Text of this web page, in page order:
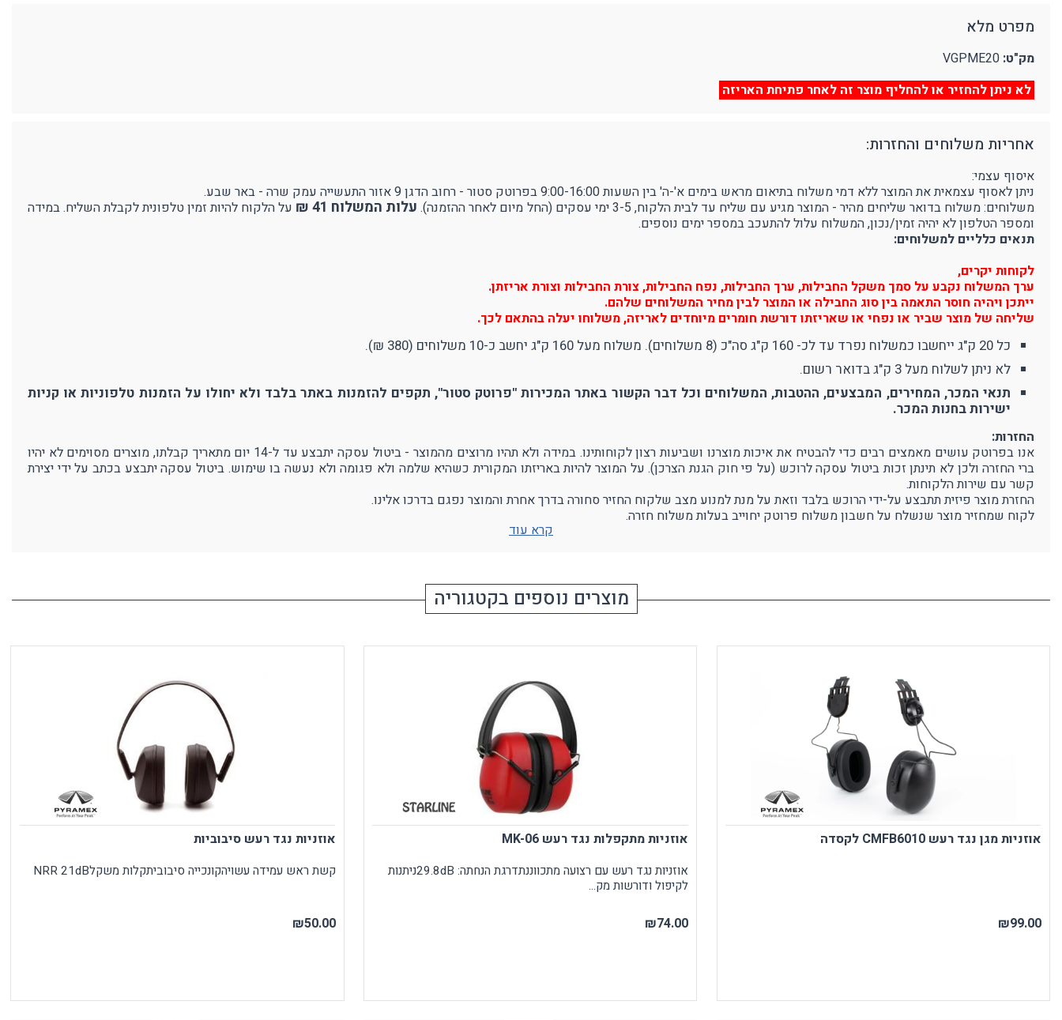
תמיכה בגב
מפרט מלא
מק"ט: VGPME20
לא ניתן להחזיר או להחליף מוצר זה לאחר פתיחת האריזה
אחריות משלוחים והחזרות:
איסוף עצמי:
ניתן לאסוף עצמאית את המוצר ללא דמי משלוח בתיאום מראש בימים א'-ה' בין השעות 9:00-16:00 בפרוטק סטור - רחוב הדגן 9 אזור התעשייה עמק שרה - באר שבע.
משלוחים: משלוח בדואר שליחים מהיר - המוצר מגיע עם שליח עד לבית הלקוח, 3-5 ימי עסקים (החל מיום לאחר ההזמנה).
עלות המשלוח 41 ₪
על הלקוח להיות זמין טלפונית לקבלת השליח. במידה
ומספר הטלפון לא יהיה זמין/נכון, המשלוח עלול להתעכב במספר ימים נוספים.
תנאים כלליים למשלוחים:
לקוחות יקרים,
ערך המשלוח נקבע על סמך משקל החבילות, ערך החבילות, נפח החבילות, צורת החבילות וצורת אריזתן.
ייתכן ויהיה חוסר התאמה בין סוג החבילה או המוצר לבין מחיר המשלוחים שלהם.
שליחה של מוצר שביר או נפחי או שאריזתו דורשת חומרים מיוחדים לאריזה, משלוחו יעלה בהתאם לכך.
כל 20 ק"ג ייחשבו כמשלוח נפרד עד לכ- 160 ק"ג סה"כ (8 משלוחים). משלוח מעל 160 ק"ג יחשב כ-10 משלוחים (380 ₪).
לא ניתן לשלוח מעל 3 ק"ג בדואר רשום.
תנאי המכר, המחירים, המבצעים, ההטבות, המשלוחים וכל דבר הקשור באתר המכירות "פרוטק סטור", תקפים להזמנות באתר בלבד ולא יחולו על הזמנות טלפוניות או קניות
ישירות בחנות המכר.
החזרות:
אנו בפרוטק עושים מאמצים רבים כדי להבטיח את איכות מוצרנו ושביעות רצון לקוחותינו. במידה ולא תהיו מרוצים מהמוצר - ביטול עסקה יתבצע עד ל-14 יום מתאריך קבלתו, מוצרים מסוימים לא יהיו
ברי החזרה ולכן לא תינתן זכות ביטול עסקה לרוכש (על פי חוק הגנת הצרכן). על המוצר להיות באריזתו המקורית כשהיא שלמה ולא פגומה ולא נעשה בו שימוש. ביטול עסקה יתבצע בכתב על ידי יצירת
קשר עם שירות הלקוחות.
החזרת מוצר פיזית תתבצע על-ידי הרוכש בלבד וזאת על מנת למנוע מצב שלקוח החזיר סחורה בדרך אחרת והמוצר נפגם בדרכו אלינו.
לקוח שמחזיר מוצר שנשלח על חשבון משלוח פרוטק יחוייב בעלות משלוח חזרה.
קרא עוד
מוצרים נוספים בקטגוריה
אוזניות מגן נגד רעש CMFB6010 לקסדה
₪99.00
אוזניות מתקפלות נגד רעש MK-06
אוזניות נגד רעש עם רצועה מתכווננתדרגת הנחתה: 29.8dBניתנות
לקיפול ודורשות מק...
₪74.00
אוזניות נגד רעש סיבוביות
קשת ראש עמידה עשויהקונכייה סיבוביתקלות משקלNRR 21dB
₪50.00